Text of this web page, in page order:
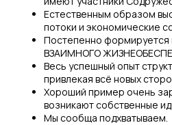
Естественным образом
потоки и экономические
Постепенно формируется
ВЗАИМНОГО
Весь успешный опыт
привлекая всё новых
Хороший пример очень
возникают собственные
Мы сообща подхватываем.